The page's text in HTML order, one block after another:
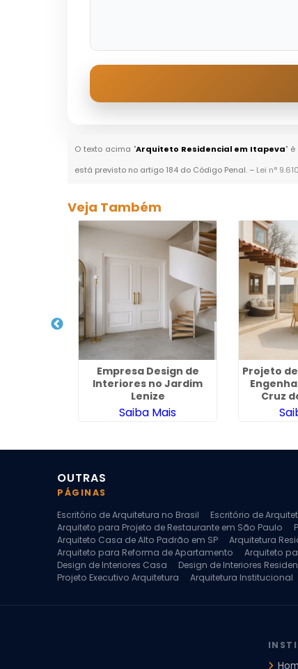
O texto acima "Arquiteto Residencial em Itapeva"
está previsto no artigo 184 do Código Penal. – Lei n°
Veja Também
Empresa Design de
Interiores no Jardim
Lenize
Saiba Mais
Projeto
Cruz
OUTRAS
PÁGINAS
Escritório de Arquitetura no Brasil
Escritório de
Arquiteto para Projeto de Restaurante em São Paulo
Arquiteto Casa de Alto Padrão em SP
Arquitetura
Arquiteto para Reforma de Apartamento
Arquiteto
Design de Interiores Casa
Design de Interiores
Projeto Executivo Arquitetura
Arquitetura Institucional